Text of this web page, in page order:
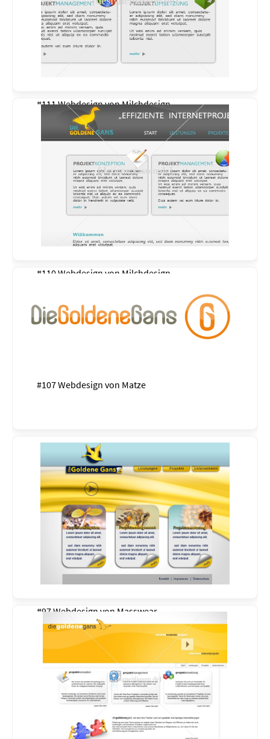
#111 Webdesign vonMilchdesign
#110 Webdesign von Milchdesign
#107 Webdesign von Matze
#97 Webdesign von Masswear